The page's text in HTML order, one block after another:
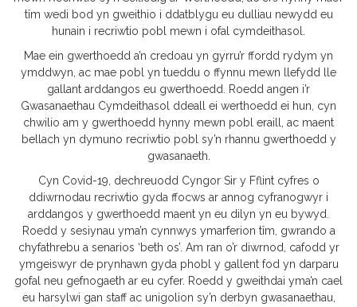
tîm wedi bod yn gweithio i ddatblygu eu dulliau newydd eu
hunain i recriwtio pobl mewn i ofal cymdeithasol.
Mae ein gwerthoedd a’n credoau yn gyrru’r ffordd rydym yn
ymddwyn, ac mae pobl yn tueddu o ffynnu mewn llefydd lle
gallant arddangos eu gwerthoedd. Roedd angen i’r
Gwasanaethau Cymdeithasol ddeall ei werthoedd ei hun, cyn
chwilio am y gwerthoedd hynny mewn pobl eraill, ac maent
bellach yn dymuno recriwtio pobl sy’n rhannu gwerthoedd y
gwasanaeth.
Cyn Covid-19, dechreuodd Cyngor Sir y Fflint cyfres o
ddiwrnodau recriwtio gyda ffocws ar annog cyfranogwyr i
arddangos y gwerthoedd maent yn eu dilyn yn eu bywyd.
Roedd y sesiynau yma’n cynnwys ymarferion tîm, gwrando a
chyfathrebu a senarios ‘beth os’. Am ran o’r diwrnod, cafodd yr
ymgeiswyr de prynhawn gyda phobl y gallent fod yn darparu
gofal neu gefnogaeth ar eu cyfer. Roedd y gweithdai yma’n cael
eu harsylwi gan staff ac unigolion sy’n derbyn gwasanaethau,